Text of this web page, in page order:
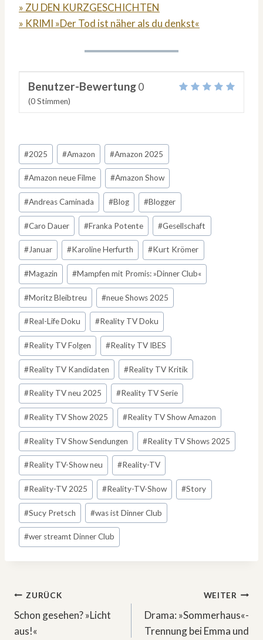
» ZU DEN KURZGESCHICHTEN
» KRIMI »Der Tod ist näher als du denkst«
Benutzer-Bewertung0
(0Stimmen)
Schlagworte:
#2025 #Amazon #Amazon 2025
#Amazon neue Filme #Amazon Show
#​​​​​​​Andreas Caminada #Blog #Blogger
#Caro Dauer #Franka Potente #Gesellschaft
#Januar #Karoline Herfurth #Kurt Krömer
#Magazin #Mampfen mit Promis: »Dinner Club«
#Moritz Bleibtreu #neue Shows 2025
#Real-Life Doku #Reality TV Doku
#Reality TV Folgen #Reality TV IBES
#Reality TV Kandidaten #Reality TV Kritik
#Reality TV neu 2025 #Reality TV Serie
#Reality TV Show 2025 #Reality TV Show Amazon
#Reality TV Show Sendungen #Reality TV Shows 2025
#Reality TV-Show neu #Reality-TV
#Reality-TV 2025 #Reality-TV-Show #Story
#Sucy Pretsch #was ist Dinner Club
#wer streamt Dinner Club
Beitragsnavigation
ZURÜCK
Schon gesehen? »Licht
aus!«
WEITER
Drama: »Sommerhaus«-
Trennung bei Emma und